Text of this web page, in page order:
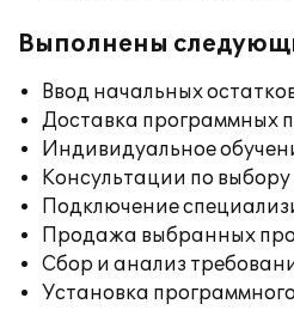
Выполнены
Ввод начальных
Доставка программных
Индивидуальное
Консультации по
Подключение
Продажа выбранных
Сбор и анализ
Установка